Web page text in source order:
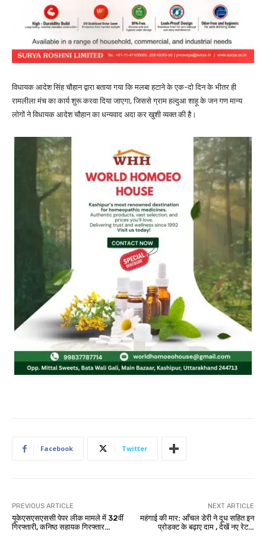
विधायक आदेश सिंह चौहान द्वारा बताया गया कि मलबा हटाने के एक-दो दिन के भीतर ही
रामलीला मंच का कार्य शुरू करवा दिया जाएगा, जिससे ग्राम हल्दुआ शाहू के जन गण मान्य
लोगों ने विधायक आदेश चौहान का धन्यवाद अदा कर खुशी व्यक्त की है।
Facebook Twitter
PREVIOUS ARTICLE
यूकेएसएसएससी पेपर लीक मामले में 32वीं
गिरफ्तारी, कनिष्ठ सहायक गिरफ्तार…
NEXT ARTICLE
महंगाई की मार: आँचल डेरी ने दूध सहित इन
प्रोडक्ट के बढ़ाए दाम , देखें नए रेट…